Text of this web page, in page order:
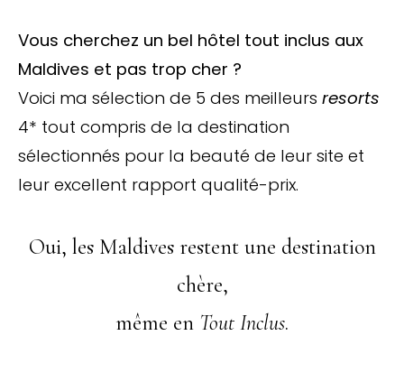
Vous cherchez un bel hôtel tout inclus aux
Maldives et pas trop cher ?
Voici ma sélection de 5 des meilleurs resorts
4* tout compris de la destination
sélectionnés pour la beauté de leur site et
leur excellent rapport qualité-prix.
Oui, les Maldives restent une destination
chère,
même en Tout Inclus.